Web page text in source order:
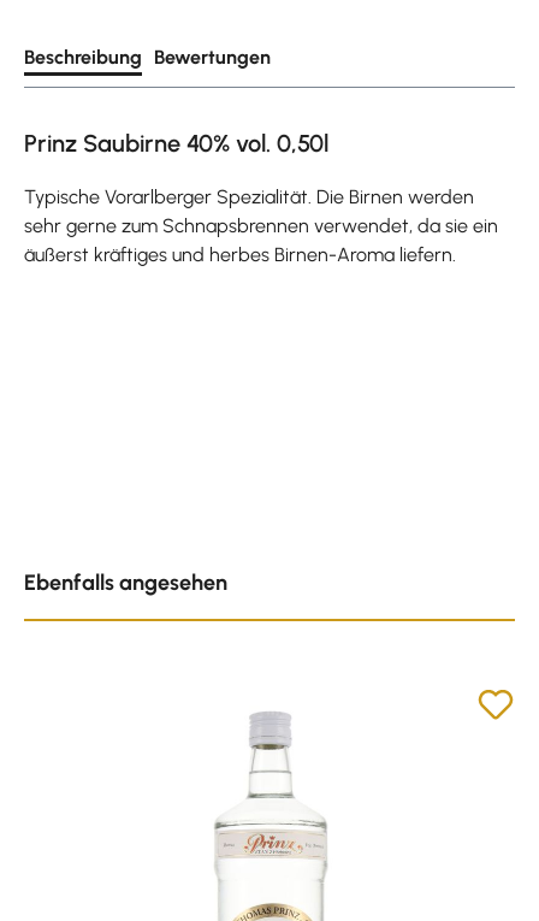
Beschreibung Bewertungen
Prinz Saubirne 40% vol. 0,50l
Typische Vorarlberger Spezialität. Die Birnen werden
sehr gerne zum Schnapsbrennen verwendet, da sie ein
äußerst kräftiges und herbes Birnen-Aroma liefern.
Ebenfalls angesehen